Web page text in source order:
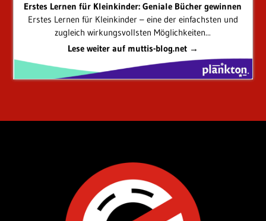
Erstes Lernen für Kleinkinder: Geniale Bücher gewinnen
Erstes Lernen für Kleinkinder – eine der einfachsten und
zugleich wirkungsvollsten Möglichkeiten...
Lese weiter auf muttis-blog.net →